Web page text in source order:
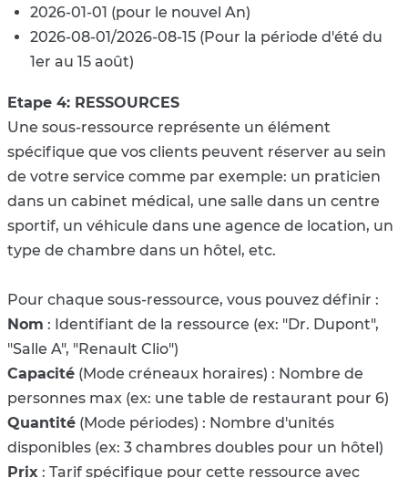
2026-01-01 (pour le nouvel An)
2026-08-01/2026-08-15 (Pour la période d'été du
1er au 15 août)
Etape 4: RESSOURCES
Une sous-ressource représente un élément
spécifique que vos clients peuvent réserver au sein
de votre service comme par exemple: un praticien
dans un cabinet médical, une salle dans un centre
sportif, un véhicule dans une agence de location, un
type de chambre dans un hôtel, etc.
Pour chaque sous-ressource, vous pouvez définir :
Nom : Identifiant de la ressource (ex: "Dr. Dupont",
"Salle A", "Renault Clio")
Capacité (Mode créneaux horaires) : Nombre de
personnes max (ex: une table de restaurant pour 6)
Quantité (Mode périodes) : Nombre d'unités
disponibles (ex: 3 chambres doubles pour un hôtel)
Prix : Tarif spécifique pour cette ressource avec